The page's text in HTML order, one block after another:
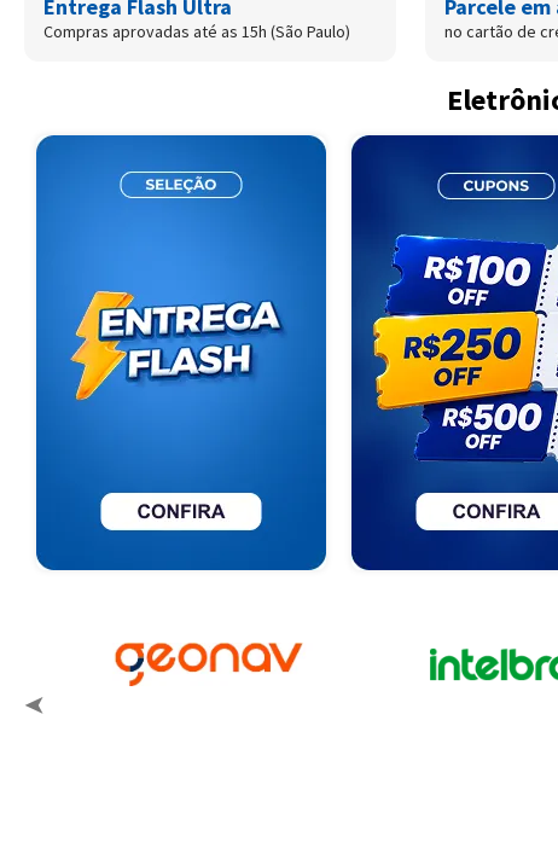
Entrega Flash Ultra
Compras aprovadas até as 15h (São Paulo)
Parcele
no cartão de